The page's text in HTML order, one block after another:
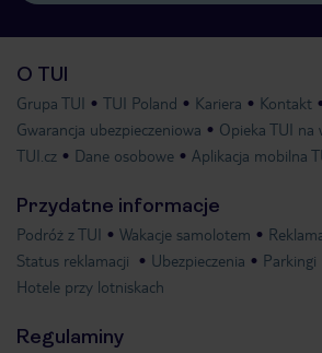
O TUI
Grupa TUI TUI Poland Kariera
Kontakt
Gwarancja ubezpieczeniowa
Opieka TUI na
TUI.cz
Dane osobowe Aplikacja mobilna
Przydatne informacje
Podróż z TUI Wakacje samolotem
Status reklamacji
Ubezpieczenia
Parkingi
Hotele przy lotniskach
Regulaminy